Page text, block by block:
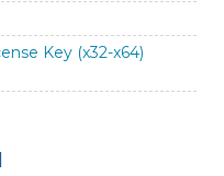
Key (x32-x64)